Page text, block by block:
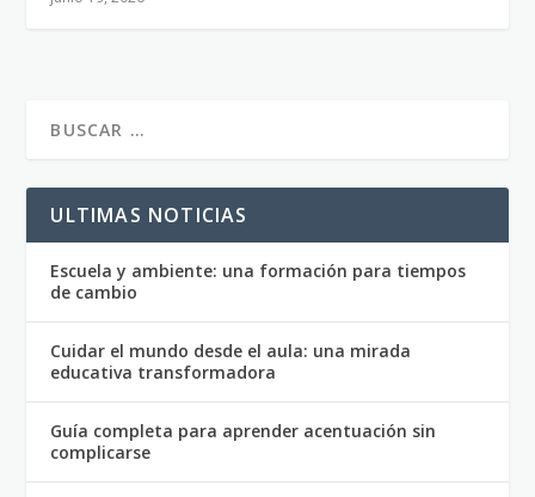
ULTIMAS NOTICIAS
Escuela y ambiente: una formación para tiempos
de cambio
Cuidar el mundo desde el aula: una mirada
educativa transformadora
Guía completa para aprender acentuación sin
complicarse